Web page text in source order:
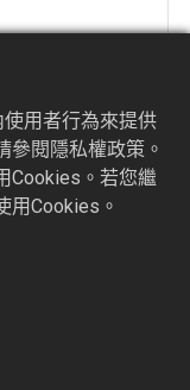
用者行為來提供
參閱隱私權政策。
Cookies。若您繼
用Cookies。